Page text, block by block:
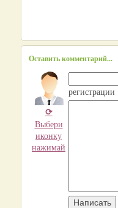
Оставить комментарий...
⟳
Выбери
иконку
нажимай
регистрации